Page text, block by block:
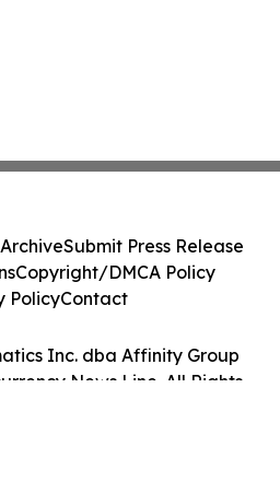
Inc. dba Affinity Group
News Line. All Rights
Submit Press Release
Copyright/DMCA Policy
PolicyContact